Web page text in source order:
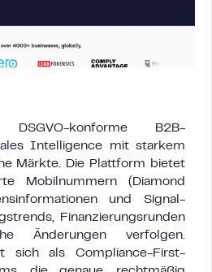
konforme B2B-
Intelligence mit starkem
Märkte. Die Plattform bietet
Mobilnummern (Diamond
und Signal-
Finanzierungsrunden
Änderungen verfolgen.
sich als Compliance-First-